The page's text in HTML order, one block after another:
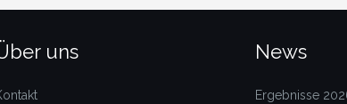
uns News
Ergebnisse